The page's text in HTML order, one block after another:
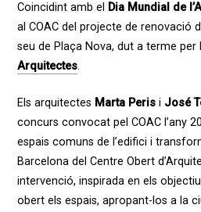
Coincidint amb el Dia Mundial de
al COAC del projecte de renovació
seu de Plaça Nova, dut a terme per
Arquitectes.
Els arquitectes Marta Perisi José
concurs convocat pel COAC l’any
espais comuns de l’edifici i
Barcelona del Centre Obert
intervenció, inspirada en els
obert els espais, apropant-los a la